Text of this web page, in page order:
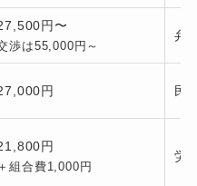
円〜
渉は55,000円～
弁
円 民
円
＋組合費1,000円
労